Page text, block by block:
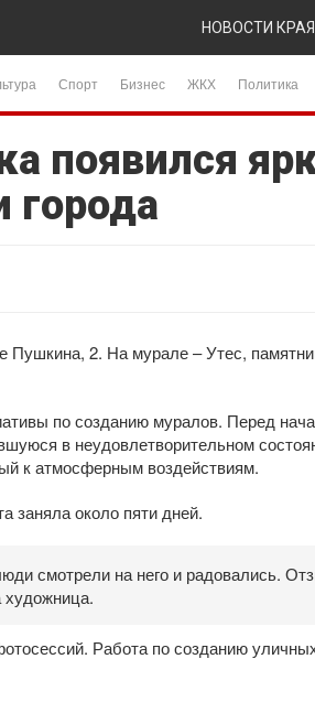
НОВОСТИ КРАЯ
Спорт Бизнес ЖКХ Политика
появился
города
Пушкина, 2. На мурале – Утес,
по созданию муралов. Перед
в неудовлетворительном
к атмосферным воздействиям.
заняла около пяти дней.
смотрели на него и радовались.
художница.
Работа по созданию